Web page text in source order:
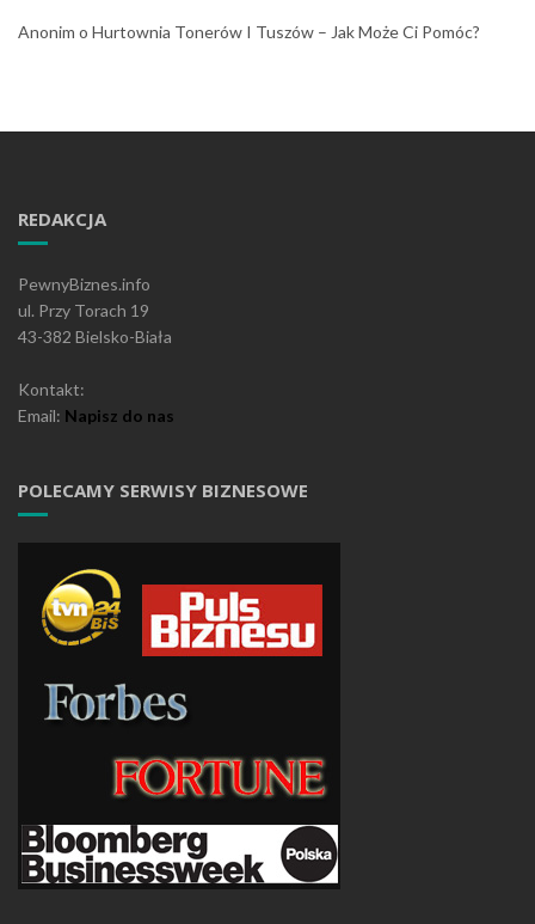
Anonim o Hurtownia Tonerów I Tuszów – Jak Może Ci Pomóc?
REDAKCJA
PewnyBiznes.info
ul. Przy Torach 19
43-382 Bielsko-Biała
Kontakt:
Email: Napisz do nas
POLECAMY SERWISY BIZNESOWE